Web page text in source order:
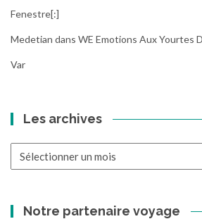
Fenestre[:]
Medetian dans WE Emotions Aux Yourtes
Var
Les archives
Notre partenaire voyage